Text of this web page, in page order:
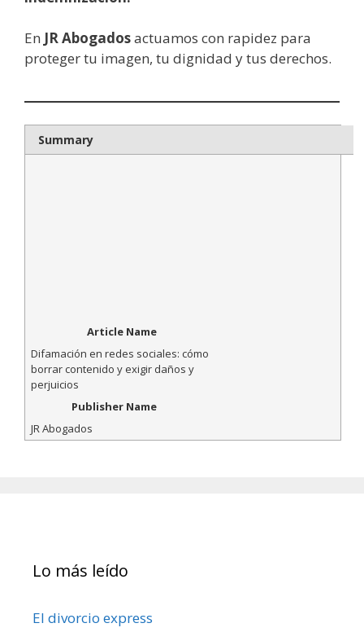
En JR Abogadosactuamos con rapidez para
proteger tu imagen, tu dignidad y tus derechos.
Summary
Article Name
Difamación en redes sociales: cómo
borrar contenido y exigir daños y
perjuicios
Publisher Name
JR Abogados
Lo más leído
El divorcio express